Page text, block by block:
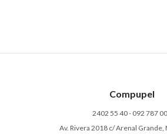
Compupel
2402 55 40 - 092 787
Av. Rivera 2018 c/ Arenal